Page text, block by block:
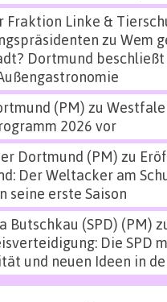
Fraktion Linke &
zu Wem
Dortmund
(PM) zu
2026 vor
Dortmund (PM) zu
Der Weltacker am
seine erste Saison
Butschkau (SPD) (PM)
Die SPD
und neuen Ideen in